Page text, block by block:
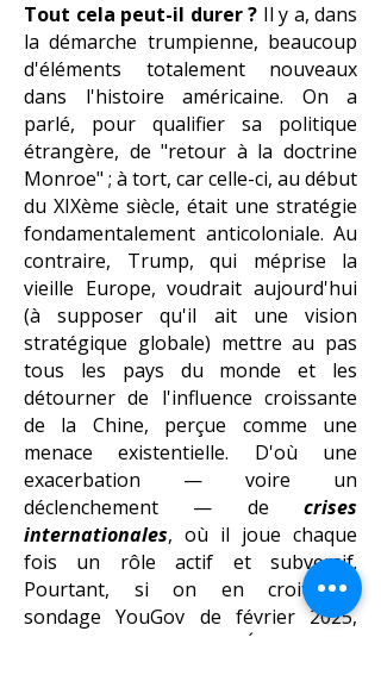
Tout cela peut-il durer ? Il y a, dans
la démarche trumpienne, beaucoup
d'éléments totalement nouveaux
dans l'histoire américaine. On a
parlé, pour qualifier sa politique
étrangère, de "retour à la doctrine
Monroe" ; à tort, car celle-ci, au début
du XIXème siècle, était une stratégie
fondamentalement anticoloniale. Au
contraire, Trump, qui méprise la
vieille Europe, voudrait aujourd'hui
(à supposer qu'il ait une vision
stratégique globale) mettre au pas
tous les pays du monde et les
détourner de l'influence croissante
de la Chine, perçue comme une
menace existentielle. D'où une
exacerbation — voire un
déclenchement — de crises
internationales, où il joue chaque
fois un rôle actif et subversif.
Pourtant, si on en croit un
sondageYouGov de février 2025,
seulement 4 % des États-uniens